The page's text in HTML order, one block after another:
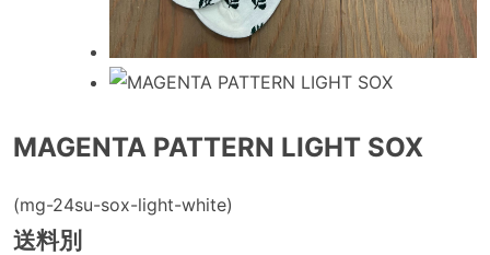
MAGENTA PATTERN LIGHT SOX
(mg-24su-sox-light-white)
送料別